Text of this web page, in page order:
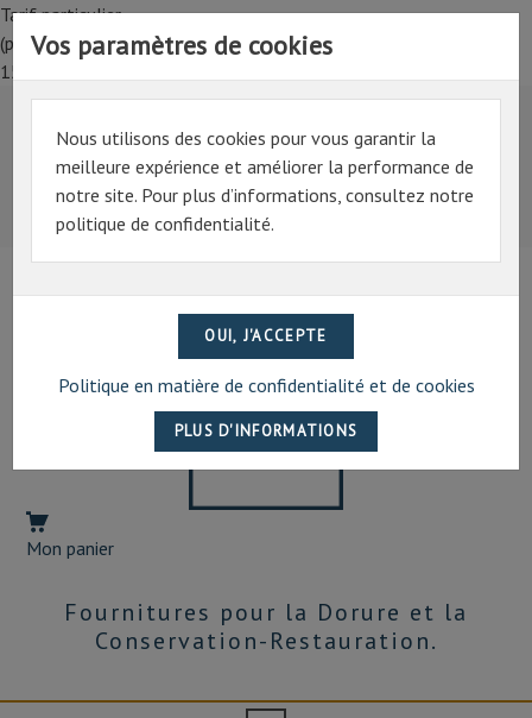
Tarif particulier,
(professionnel, connectez-vous pour bénéficier de la remise de
15%)
Tarif particulier,
(professionnel, connectez-vous pour bénéficier de la
remise de 15%)
07 69 94 13 47
Mon panier
Fournitures pour la Dorure et la
Conservation-Restauration.
Vos paramètres de cookies
Nous utilisons des cookies pour vous garantir la
meilleure expérience et améliorer la performance de
notre site. Pour plus d’informations, consultez notre
politique de confidentialité.
Politique en matière de confidentialité et de cookies